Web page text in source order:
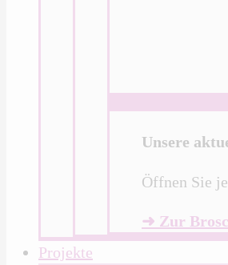
Unsere
Öffnen Sie
➜ Zur
Projekte